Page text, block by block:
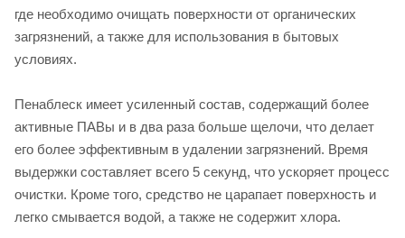
где необходимо очищать поверхности от органических
загрязнений, а также для использования в бытовых
условиях.
Пенаблеск имеет усиленный состав, содержащий более
активные ПАВы и в два раза больше щелочи, что делает
его более эффективным в удалении загрязнений. Время
выдержки составляет всего 5 секунд, что ускоряет процесс
очистки. Кроме того, средство не царапает поверхность и
легко смывается водой, а также не содержит хлора.